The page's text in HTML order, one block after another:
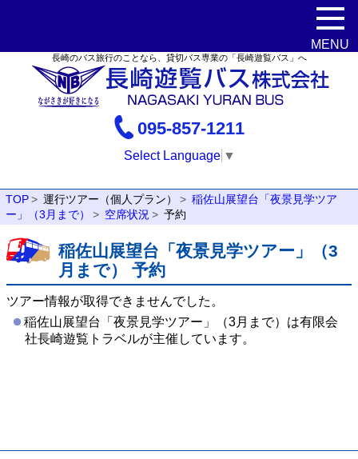
長崎のバス旅行のことなら、貸切バス専業の「長崎遊覧バス」へ
095-857-1211
Select Language ▼
TOP 運行ツアー（個人プラン）
稲佐山展望台「夜景見学ツア
ー」（3月まで）
空席状況 予約
稲佐山展望台「夜景見学ツアー」（3
月まで） 予約
ツアー情報が取得できませんでした。
稲佐山展望台「夜景見学ツアー」（3月まで）は有限会
社長崎遊覧トラベルが主催しています。